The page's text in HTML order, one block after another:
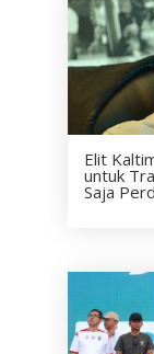
Elit
untuk
Saja